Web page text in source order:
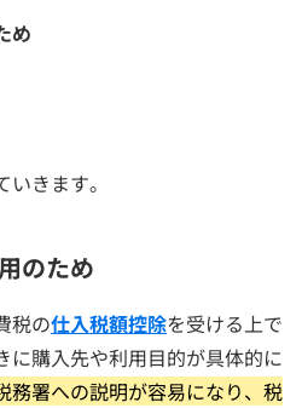
め
きます。
のため
税の仕入税額控除を受ける上で
に購入先や利用目的が具体的に
務署への説明が容易になり、税